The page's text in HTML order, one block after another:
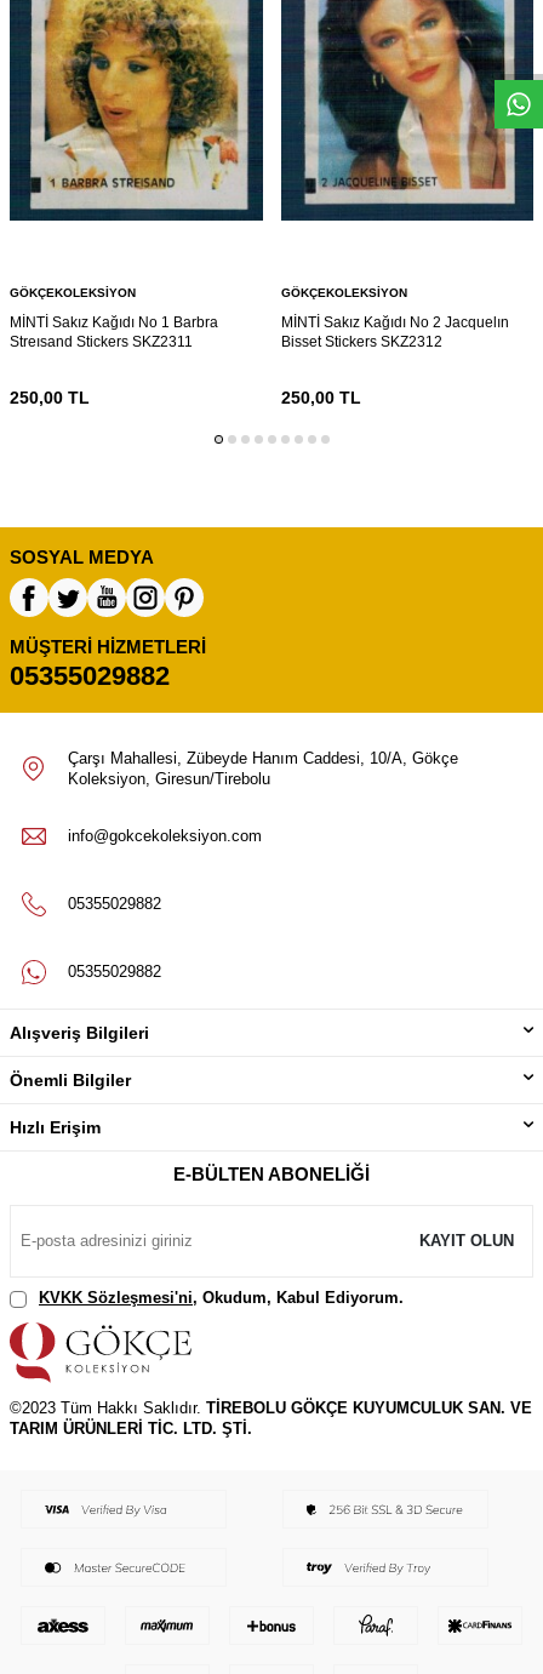
W
h
s
a
p
p
D
e
s
e
H
a
t
t
GÖKÇEKOLEKSIYON
MİNTİ Sakız Kağıdı No 1 Barbra
Streısand Stickers SKZ2311
250,00 TL
GÖKÇEKOLEKSIYON
MİNTİ Sakız Kağıdı No 2 Jacquelın
Bisset Stickers SKZ2312
250,00TL
SOSYAL MEDYA
MÜŞTERI HIZMETLERI
05355029882
Çarşı Mahallesi, Zübeyde Hanım Caddesi, 10/A, Gökçe
Koleksiyon, Giresun/Tirebolu
info@gokcekoleksiyon.com
05355029882
05355029882
Alışveriş Bilgileri
Önemli Bilgiler
Hızlı Erişim
E-BÜLTEN ABONELIĞI
KAYIT OLUN
KVKK Sözleşmesi'ni, Okudum, Kabul Ediyorum.
©2023 Tüm Hakkı Saklıdır. TİREBOLU GÖKÇE KUYUMCULUK SAN. VE
TARIM ÜRÜNLERİ TİC. LTD. ŞTİ.